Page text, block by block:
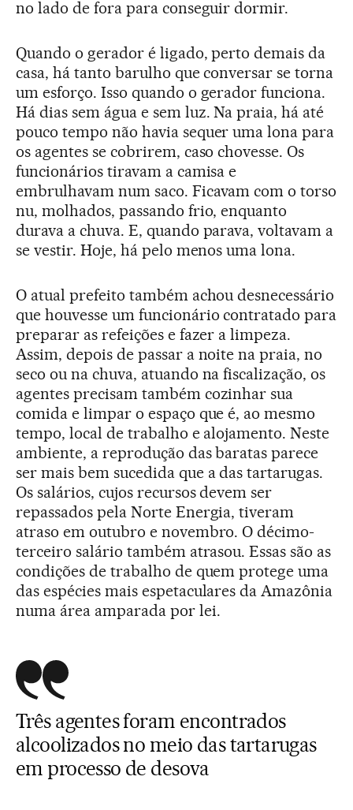
no lado de fora para conseguir dormir.
Quando o gerador é ligado, perto demais da
casa, há tanto barulho que conversar se torna
um esforço. Isso quando o gerador funciona.
Há dias sem água e sem luz. Na praia, há até
pouco tempo não havia sequer uma lona para
os agentes se cobrirem, caso chovesse. Os
funcionários tiravam a camisa e
embrulhavam num saco. Ficavam com o torso
nu, molhados, passando frio, enquanto
durava a chuva. E, quando parava, voltavam a
se vestir. Hoje, há pelo menos uma lona.
O atual prefeito também achou desnecessário
que houvesse um funcionário contratado para
preparar as refeições e fazer a limpeza.
Assim, depois de passar a noite na praia, no
seco ou na chuva, atuando na fiscalização, os
agentes precisam também cozinhar sua
comida e limpar o espaço que é, ao mesmo
tempo, local de trabalho e alojamento. Neste
ambiente, a reprodução das baratas parece
ser mais bem sucedida que a das tartarugas.
Os salários, cujos recursos devem ser
repassados pela Norte Energia, tiveram
atraso em outubro e novembro. O décimo-
terceiro salário também atrasou. Essas são as
condições de trabalho de quem protege uma
das espécies mais espetaculares da Amazônia
numa área amparada por lei.
Três agentes foram encontrados
alcoolizados no meio das tartarugas
em processo de desova